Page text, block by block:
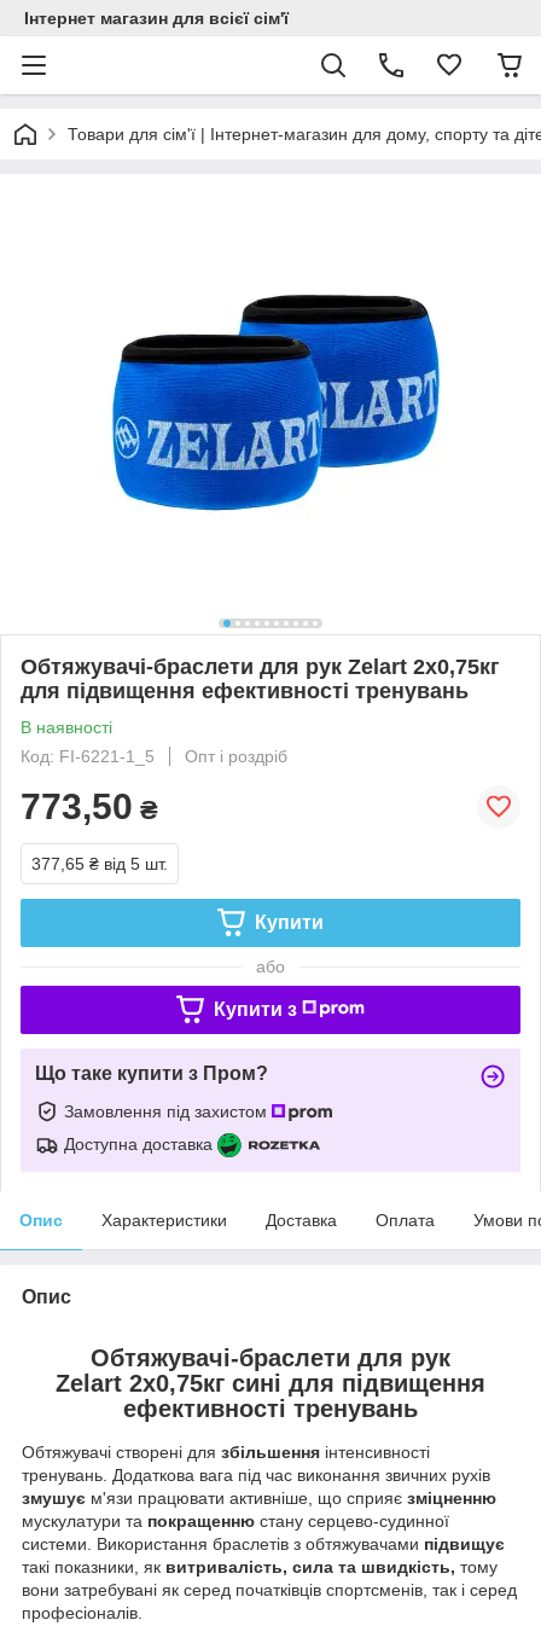
Інтернет магазин для всієї сім'ї
Товари для сім'ї | Інтернет-магазин для дому, спорту та
Обтяжувачі-браслети для рук Zelart 2x0,75кг
для підвищення ефективності тренувань
В наявності
Код: FI-6221-1_5
Опт і роздріб
773,50 ₴
377,65 ₴ від 5 шт.
Купити
або
Купити з
Що таке купити з Пром?
Замовлення під захистом
Доступна доставка
Опис Характеристики Доставка Оплата Умови
Опис
Обтяжувачі-браслети для рук
Zelart 2x0,75кг сині для підвищення
ефективності тренувань
Обтяжувачі створені для збільшення інтенсивності
тренувань. Додаткова вага під час виконання звичних рухів
змушує м'язи працювати активніше, що сприяє зміцненню
мускулатури та покращенню стану серцево-судинної
системи. Використання браслетів з обтяжувачами підвищує
такі показники, як витривалість, сила та швидкість, тому
вони затребувані як серед початківців спортсменів, так і серед
професіоналів.